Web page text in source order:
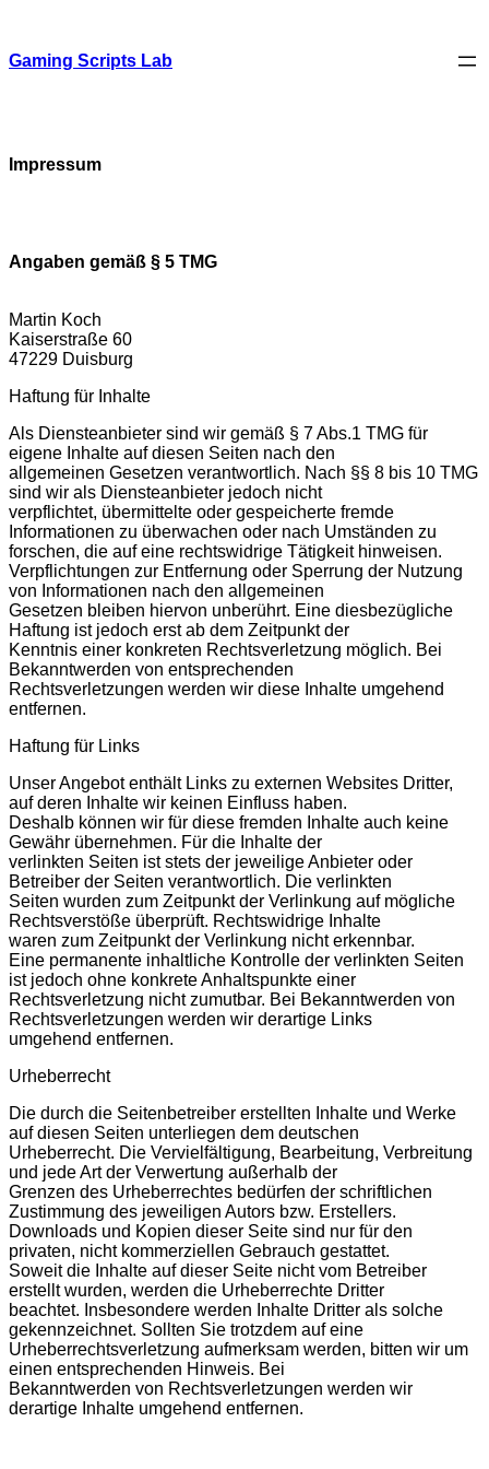
content
Gaming Scripts Lab
Impressum
Angaben gemäß § 5 TMG
Martin Koch
Kaiserstraße 60
47229 Duisburg
Haftung für Inhalte
Als Diensteanbieter sind wir gemäß § 7 Abs.1 TMG für
eigene Inhalte auf diesen Seiten nach den
allgemeinen Gesetzen verantwortlich. Nach §§ 8 bis 10 TMG
sind wir als Diensteanbieter jedoch nicht
verpflichtet, übermittelte oder gespeicherte fremde
Informationen zu überwachen oder nach Umständen zu
forschen, die auf eine rechtswidrige Tätigkeit hinweisen.
Verpflichtungen zur Entfernung oder Sperrung der Nutzung
von Informationen nach den allgemeinen
Gesetzen bleiben hiervon unberührt. Eine diesbezügliche
Haftung ist jedoch erst ab dem Zeitpunkt der
Kenntnis einer konkreten Rechtsverletzung möglich. Bei
Bekanntwerden von entsprechenden
Rechtsverletzungen werden wir diese Inhalte umgehend
entfernen.
Haftung für Links
Unser Angebot enthält Links zu externen Websites Dritter,
auf deren Inhalte wir keinen Einfluss haben.
Deshalb können wir für diese fremden Inhalte auch keine
Gewähr übernehmen. Für die Inhalte der
verlinkten Seiten ist stets der jeweilige Anbieter oder
Betreiber der Seiten verantwortlich. Die verlinkten
Seiten wurden zum Zeitpunkt der Verlinkung auf mögliche
Rechtsverstöße überprüft. Rechtswidrige Inhalte
waren zum Zeitpunkt der Verlinkung nicht erkennbar.
Eine permanente inhaltliche Kontrolle der verlinkten Seiten
ist jedoch ohne konkrete Anhaltspunkte einer
Rechtsverletzung nicht zumutbar. Bei Bekanntwerden von
Rechtsverletzungen werden wir derartige Links
umgehend entfernen.
Urheberrecht
Die durch die Seitenbetreiber erstellten Inhalte und Werke
auf diesen Seiten unterliegen dem deutschen
Urheberrecht. Die Vervielfältigung, Bearbeitung, Verbreitung
und jede Art der Verwertung außerhalb der
Grenzen des Urheberrechtes bedürfen der schriftlichen
Zustimmung des jeweiligen Autors bzw. Erstellers.
Downloads und Kopien dieser Seite sind nur für den
privaten, nicht kommerziellen Gebrauch gestattet.
Soweit die Inhalte auf dieser Seite nicht vom Betreiber
erstellt wurden, werden die Urheberrechte Dritter
beachtet. Insbesondere werden Inhalte Dritter als solche
gekennzeichnet. Sollten Sie trotzdem auf eine
Urheberrechtsverletzung aufmerksam werden, bitten wir um
einen entsprechenden Hinweis. Bei
Bekanntwerden von Rechtsverletzungen werden wir
derartige Inhalte umgehend entfernen.